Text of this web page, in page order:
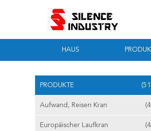
HAUS
PRODUKTE
Aufwand, Reisen Kran
Europäischer Laufkran